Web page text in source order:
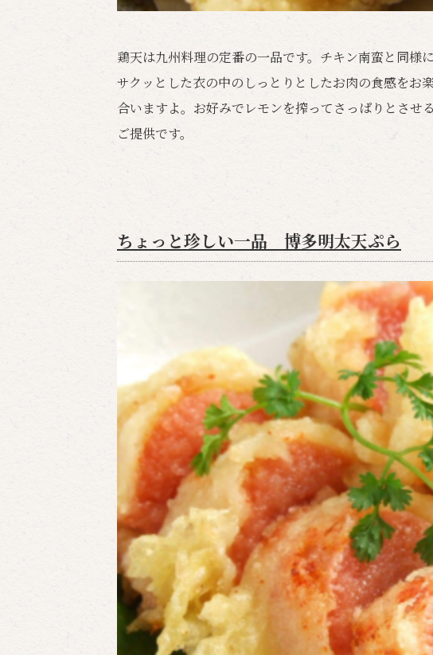
鶏天は九州料理の定番の一品です。チキン南蛮と同様
サクッとした衣の中のしっとりとしたお肉の食感をお
合いますよ。お好みでレモンを搾ってさっぱりとさせ
ご提供です。
ちょっと珍しい一品 博多明太天ぷら